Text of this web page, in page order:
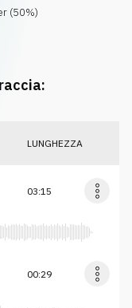
(50%)
LUNGHEZZA
03:15
00:29